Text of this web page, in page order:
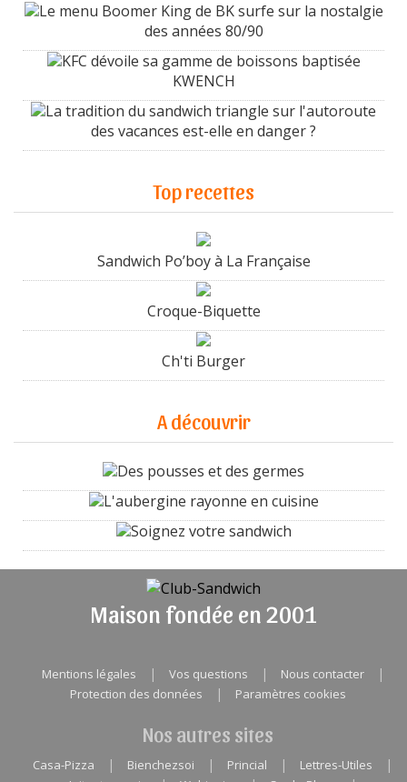
Le menu Boomer King de BK surfe sur la nostalgie
des années 80/90
KFC dévoile sa gamme de boissons baptisée
KWENCH
La tradition du sandwich triangle sur l'autoroute
des vacances est-elle en danger ?
Top recettes
Sandwich Po’boy à La Française
Croque-Biquette
Ch'ti Burger
A découvrir
Des pousses et des germes
L'aubergine rayonne en cuisine
Soignez votre sandwich
Maison fondée en 2001
Mentions légales | Vos questions | Nous contacter |
Protection des données | Paramètres cookies
Nos autres sites
Casa-Pizza | Bienchezsoi | Princial | Lettres-Utiles |